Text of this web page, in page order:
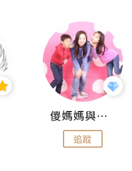
儍媽媽與兩隻小魔怪之家
追蹤